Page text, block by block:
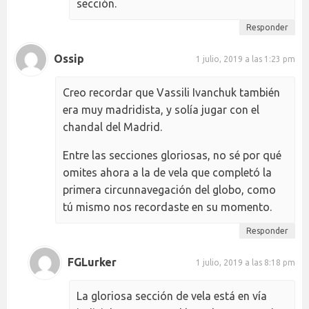
sección.
Responder
Ossip 1 julio, 2019 a las 1:23 pm
Creo recordar que Vassili Ivanchuk también
era muy madridista, y solía jugar con el
chandal del Madrid.
Entre las secciones gloriosas, no sé por qué
omites ahora a la de vela que completó la
primera circunnavegación del globo, como
tú mismo nos recordaste en su momento.
Responder
FGLurker 1 julio, 2019 a las 8:18 pm
La gloriosa sección de vela está en vía